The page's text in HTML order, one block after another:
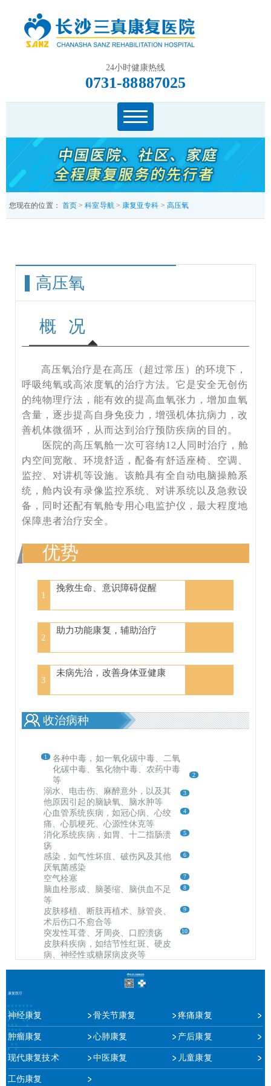
24小时健康热线
0731-88887025
您现在的位置： 首页 >科室导航> 康复亚专科 > 高压氧
高压氧
概况
高压氧治疗是在高压（超过常压）的环境下，
呼吸纯氧或高浓度氧的治疗方法。它是安全无创伤
的纯物理疗法，能有效的提高血氧张力，增加血氧
含量，逐步提高自身免疫力，增强机体抗病力，改
善机体微循环，从而达到治疗预防疾病的目的。
医院的高压氧舱一次可容纳12人同时治疗，舱
内空间宽敞、环境舒适，配备有舒适座椅、空调、
监控、对讲机等设施。该舱具有全自动电脑操舱系
统，舱内设有录像监控系统、对讲系统以及急救设
备，同时还配有氧舱专用心电监护仪，最大程度地
保障患者治疗安全。
优势
1
挽救生命、意识障碍促醒
2
助力功能康复，辅助治疗
3
未病先治，改善身体亚健康
收治病种
1
各种中毒，如一氧化碳中毒、二氧
化碳中毒、氢化物中毒、农药中毒
等
2
溺水、电击伤、麻醉意外，以及其
他原因引起的脑缺氧、脑水肿等
3
心血管系统疾病，如冠心病、心绞
痛、心肌梗死、心源性休克等
4
消化系统疾病，如胃、十二指肠溃
疡
5
感染，如气性坏疽、破伤风及其他
厌氧菌感染
6
空气栓塞 7
脑血栓形成、脑萎缩、脑供血不足
等
8
皮肤移植、断肢再植术、脉管炎、
术后伤口不愈合等
9
突发性耳聋、牙周炎、口腔溃疡 10
皮肤科疾病，如结节性红斑、硬皮
病、神经性或糖尿病皮炎等
康复医疗
神经康复 骨关节康复 疼痛康复
肿瘤康复 心肺康复 产后康复
现代康复技术 中医康复 儿童康复
工伤康复